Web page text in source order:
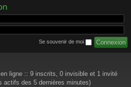
Se souvenir de moi
ligne :: 9 inscrits, 0 invisible et 1 invité
actifs des 5 dernières minutes)